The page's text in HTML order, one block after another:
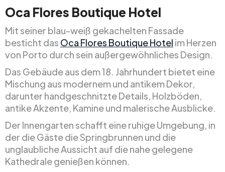
Oca Flores Boutique Hotel
Mit seiner blau-weiß gekachelten Fassade
besticht das Oca Flores Boutique Hotel im Herzen
von Porto durch sein außergewöhnliches Design.
Das Gebäude aus dem 18. Jahrhundert bietet eine
Mischung aus modernem und antikem Dekor,
darunter handgeschnitzte Details, Holzböden,
antike Akzente, Kamine und malerische Ausblicke.
Der Innengarten schafft eine ruhige Umgebung, in
der die Gäste die Springbrunnen und die
unglaubliche Aussicht auf die nahe gelegene
Kathedrale genießen können.